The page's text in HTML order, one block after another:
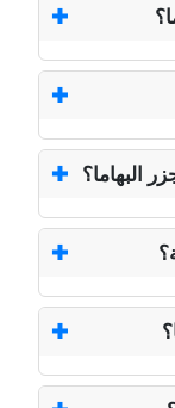
البهاما؟